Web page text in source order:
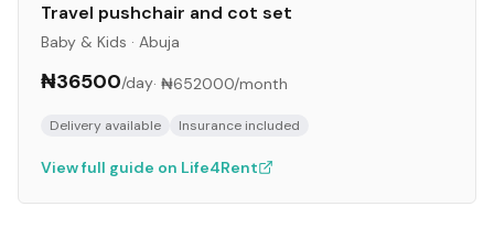
Travel pushchair and cot set
Baby & Kids · Abuja
₦36500/day· ₦652000/month
Delivery available Insurance included
View full guide on Life4Rent